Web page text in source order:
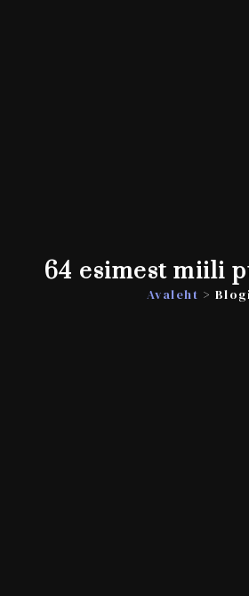
64 esimest miili
Avaleht >